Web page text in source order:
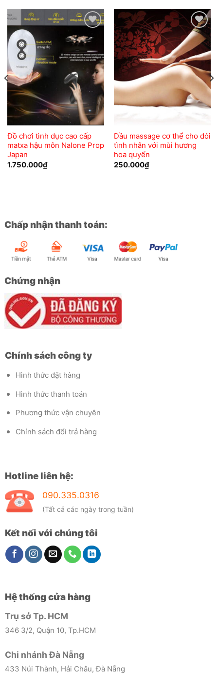
Add to
wishlist
Đồ chơi tình dục cao cấp
matxa hậu môn Nalone Prop
Japan
1.750.000₫
Add to
wishlist
Dầu massage cơ thể cho đôi
tình nhân với mùi hương
hoa quyến
250.000₫
Chấp nhận thanh toán:
Chứng nhận
Chính sách công ty
Hình thức đặt hàng
Hình thức thanh toán
Phương thức vận chuyên
Chính sách đổi trả hàng
Hotline liên hệ:
090.335.0316
(Tất cả các ngày trong tuần)
Kết nối với chúng tôi
Hệ thống cửa hàng
Trụ sở Tp. HCM
346 3/2, Quận 10, Tp.HCM
Chi nhánh Đà Nẵng
433 Núi Thành, Hải Châu, Đà Nẵng